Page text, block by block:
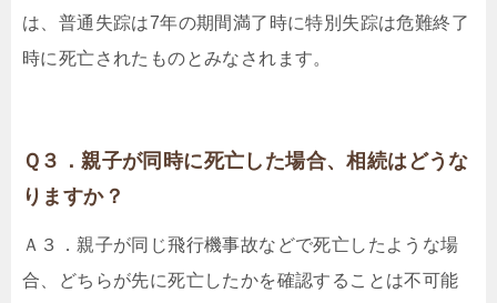
は、普通失踪は7年の期間満了時に特別失踪は危難終了
時に死亡されたものとみなされます。
Ｑ３．親子が同時に死亡した場合、相続はどうな
りますか？
Ａ３．親子が同じ飛行機事故などで死亡したような場
合、どちらが先に死亡したかを確認することは不可能